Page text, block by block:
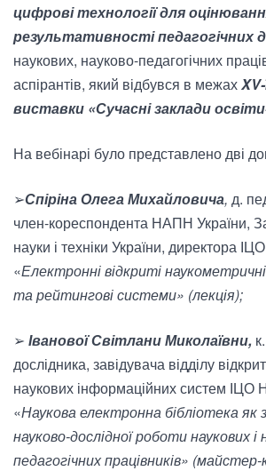
цифрові технології для
результативності педагогічних
наукових, науково-педагогічних
аспірантів, який відбувся в межах
виставки «Сучасні заклади
На вебінарі було представлено дві
➢Спіріна Олега Михайловича, д.
член-кореспондента НАПН України,
науки і техніки України, директора
«Електронні відкриті
та рейтингові системи» (лекція);
➢ Іванової Світлани Миколаївни,
дослідника, завідувача відділу
наукових інформаційних систем ІЦО
«Наукова електронна бібліотека як
науково-дослідної роботи наукових і
педагогічних працівників» (майстер-